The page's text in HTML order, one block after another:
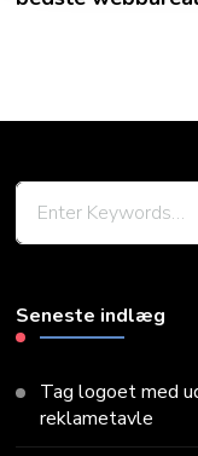
Seneste indlæg
Tag logoet med
reklametavle